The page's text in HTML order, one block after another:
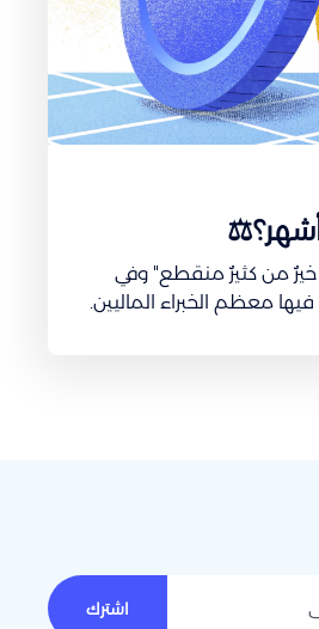
خيرٌ من كثيرٌ منقطع" وفي
معظم الخبراء الماليين.
اشترك